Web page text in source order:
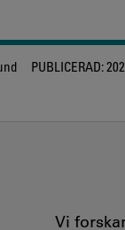
PUBLICERAD:
Vi